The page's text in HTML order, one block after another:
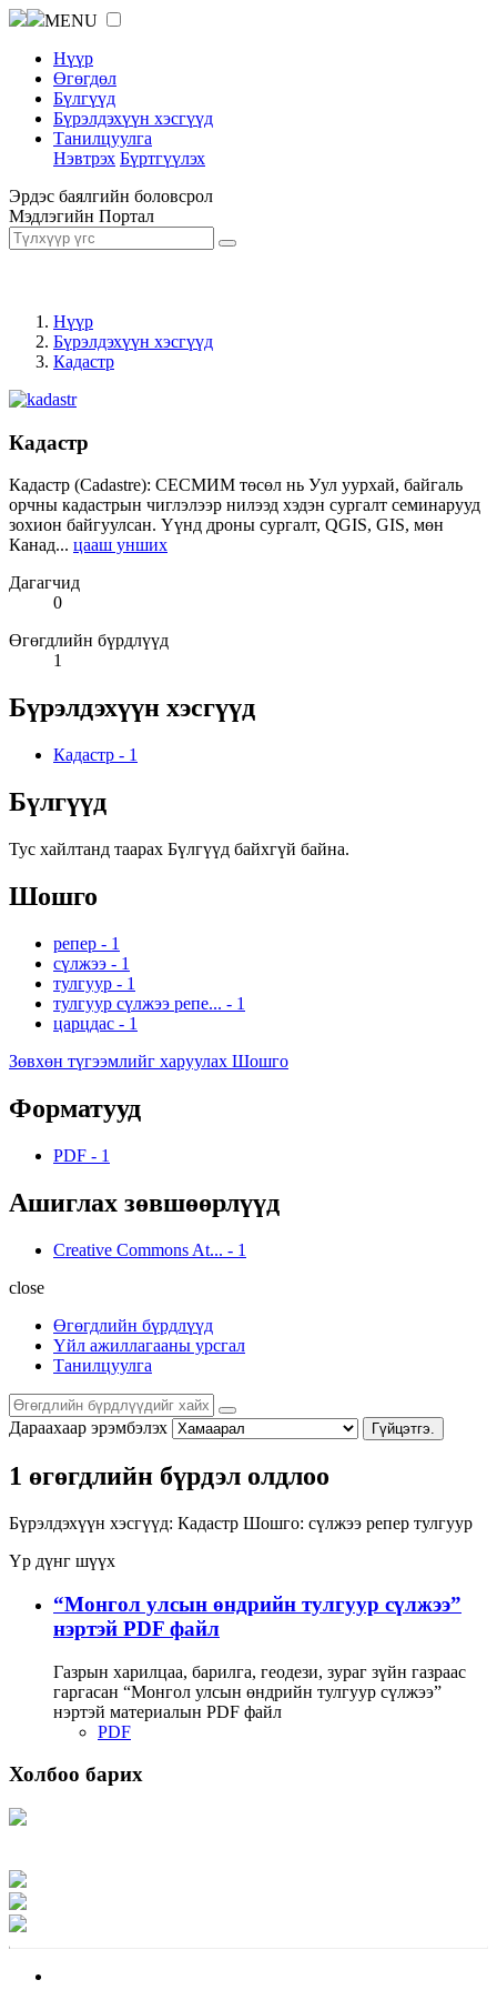
MENU
Нүүр
Өгөгдөл
Бүлгүүд
Бүрэлдэхүүн хэсгүүд
Танилцуулга
Нэвтрэх Бүртгүүлэх
Эрдэс баялгийн боловсрол
Мэдлэгийн Портал
Нүүр
Бүрэлдэхүүн хэсгүүд
Кадастр
Кадастр
Кадастр (Cadastre): СЕСМИМ төсөл нь Уул уурхай, байгаль
орчны кадастрын чиглэлээр нилээд хэдэн сургалт семинарууд
зохион байгуулсан. Үүнд дроны сургалт, QGIS, GIS, мөн
Канад... цааш унших
Дагагчид
0
Өгөгдлийн бүрдлүүд
1
Бүрэлдэхүүн хэсгүүд
Кадастр - 1
Бүлгүүд
Тус хайлтанд таарах Бүлгүүд байхгүй байна.
Шошго
репер - 1
сүлжээ - 1
тулгуур - 1
тулгуур сүлжээ репе... - 1
царцдас - 1
Зөвхөн түгээмлийг харуулах Шошго
Форматууд
PDF - 1
Ашиглах зөвшөөрлүүд
Creative Commons At... - 1
close
Өгөгдлийн бүрдлүүд
Үйл ажиллагааны урсгал
Танилцуулга
Дараахаар эрэмбэлэх Гүйцэтгэ.
1 өгөгдлийн бүрдэл олдлоо
Бүрэлдэхүүн хэсгүүд: Кадастр Шошго: сүлжээ репер тулгуур
Үр дүнг шүүх
“Монгол улсын өндрийн тулгуур сүлжээ”
нэртэй PDF файл
Газрын харилцаа, барилга, геодези, зураг зүйн газраас
гаргасан “Монгол улсын өндрийн тулгуур сүлжээ”
нэртэй материалын PDF файл
PDF
Холбоо барих